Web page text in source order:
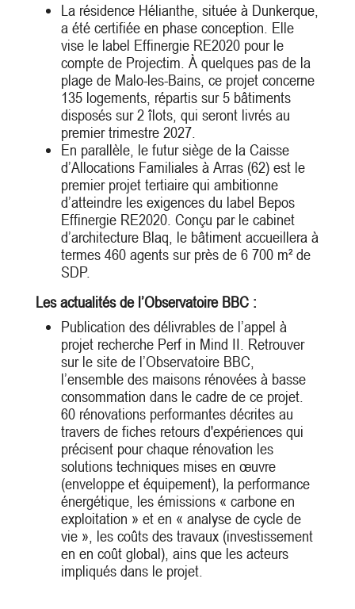
La résidence Hélianthe, située à Dunkerque,
a été certifiée en phase conception. Elle
vise le label Effinergie RE2020 pour le
compte de Projectim. À quelques pas de la
plage de Malo-les-Bains, ce projet concerne
135 logements, répartis sur 5 bâtiments
disposés sur 2 îlots, qui seront livrés au
premier trimestre 2027.
En parallèle, le futur siège de la Caisse
d’Allocations Familiales à Arras (62) est le
premier projet tertiaire qui ambitionne
d’atteindre les exigences du label Bepos
Effinergie RE2020. Conçu par le cabinet
d’architecture Blaq, le bâtiment accueillera à
termes 460 agents sur près de 6 700 m² de
SDP.
Les actualités de l’Observatoire BBC :
Publication des délivrables de l’appel à
projet recherche Perf in Mind II. Retrouver
sur le site de l’Observatoire BBC,
l’ensemble des maisons rénovées à basse
consommation dans le cadre de ce projet.
60 rénovations performantes décrites au
travers de fiches retours d'expériences qui
précisent pour chaque rénovation les
solutions techniques mises en œuvre
(enveloppe et équipement), la performance
énergétique, les émissions « carbone en
exploitation » et en « analyse de cycle de
vie », les coûts des travaux (investissement
en en coût global), ains que les acteurs
impliqués dans le projet.